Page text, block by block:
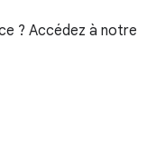
? Accédez à notre